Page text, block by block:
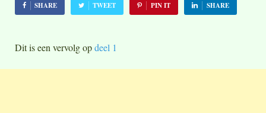
SHARE TWEET PIN IT SHARE
Dit is een vervolg opdeel 1